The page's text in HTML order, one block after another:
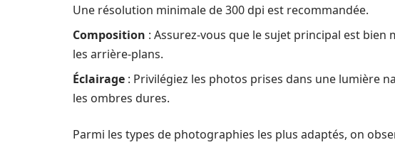
Une résolution minimale de 300 dpi est recommandée.
Composition : Assurez-vous que le sujet principal est bien
les arrière-plans.
Éclairage : Privilégiez les photos prises dans une lumière
les ombres dures.
Parmi les types de photographies les plus adaptés, on